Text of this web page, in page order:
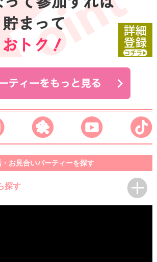
お見合いパーティーを探す
探す